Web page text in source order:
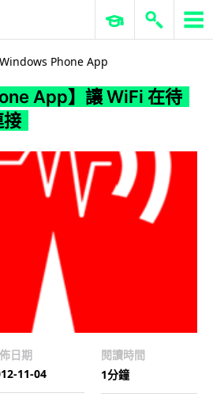
ERP 與商業 AI
Windows Phone App
App】讓 WiFi 在待
接
日期
11-04
閱讀時間
1分鐘